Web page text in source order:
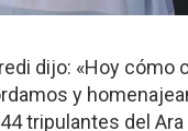
dijo: «Hoy cómo
y
tripulantes del Ara